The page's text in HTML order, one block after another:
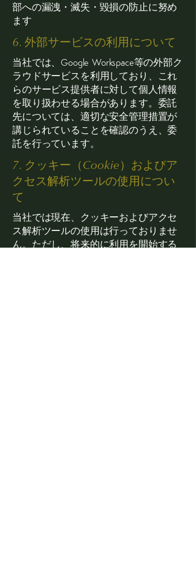
部への漏洩・滅失・毀損の防止に努め
ます
6. 外部サービスの利用について
当社では、Google Workspace等の外部ク
ラウドサービスを利用しており、これ
らのサービス提供者に対して個人情報
を取り扱わせる場合があります。委託
先については、適切な安全管理措置が
講じられていることを確認のうえ、委
託を行っています。
7. クッキー（Cookie）およびア
クセス解析ツールの使用につい
て
​当社では現在、クッキーおよびアクセ
ス解析ツールの使用は行っておりませ
ん。ただし、将来的に利用を開始する